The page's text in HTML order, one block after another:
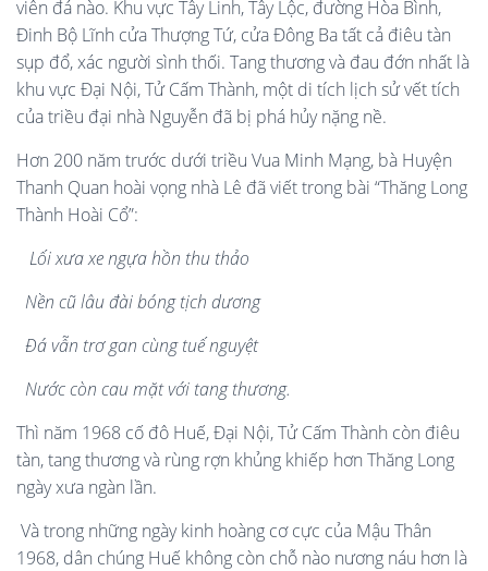
viên đá nào. Khu vực Tây Linh, Tây Lộc, đường Hòa Bình,
Đinh Bộ Lĩnh cửa Thượng Tứ, cửa Đông Ba tất cả điêu tàn
sụp đổ, xác người sình thối. Tang thương và đau đớn nhất là
khu vực Đại Nội, Tử Cấm Thành, một di tích lịch sử vết tích
của triều đại nhà Nguyễn đã bị phá hủy nặng nề.
Hơn 200 năm trước dưới triều Vua Minh Mạng, bà Huyện
Thanh Quan hoài vọng nhà Lê đã viết trong bài “Thăng Long
Thành Hoài Cổ”:
Lối xưa xe ngựa hồn thu thảo
Nền cũ lâu đài bóng tịch dương
Đá vẫn trơ gan cùng tuế nguyệt
Nước còn cau mặt với tang thương.
Thì năm 1968 cố đô Huế, Đại Nội, Tử Cấm Thành còn điêu
tàn, tang thương và rùng rợn khủng khiếp hơn Thăng Long
ngày xưa ngàn lần.
Và trong những ngày kinh hoàng cơ cực của Mậu Thân
1968, dân chúng Huế không còn chỗ nào nương náu hơn là